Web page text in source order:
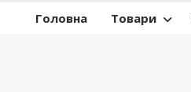
Головна Товари